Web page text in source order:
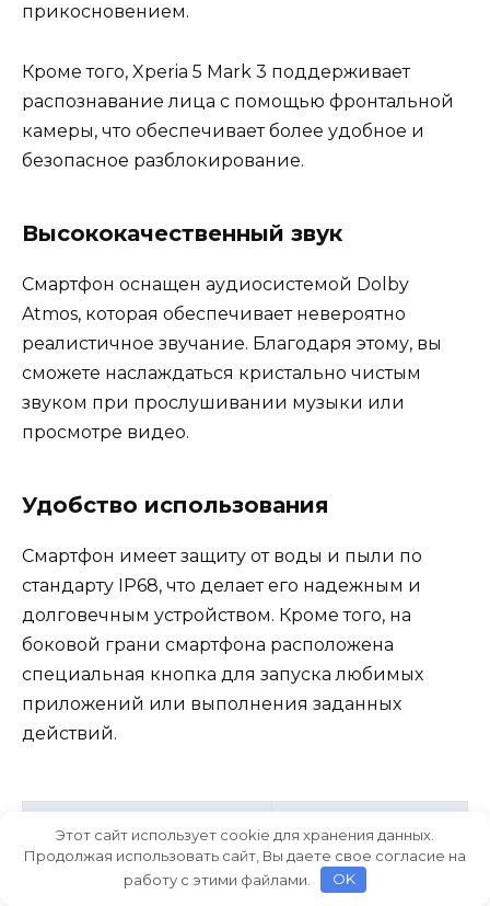
прикосновением.
Кроме того, Xperia 5 Mark 3 поддерживает
распознавание лица с помощью фронтальной
камеры, что обеспечивает более удобное и
безопасное разблокирование.
Высококачественный звук
Смартфон оснащен аудиосистемой Dolby
Atmos, которая обеспечивает невероятно
реалистичное звучание. Благодаря этому, вы
сможете наслаждаться кристально чистым
звуком при прослушивании музыки или
просмотре видео.
Удобство использования
Смартфон имеет защиту от воды и пыли по
стандарту IP68, что делает его надежным и
долговечным устройством. Кроме того, на
боковой грани смартфона расположена
специальная кнопка для запуска любимых
приложений или выполнения заданных
действий.
функции
Интерфейсы
Сканер отпечатка пальца USB Type-C
Этот сайт использует cookie для хранения данных.
Продолжая использовать сайт, Вы даете свое согласие на
работу с этими файлами.
OK